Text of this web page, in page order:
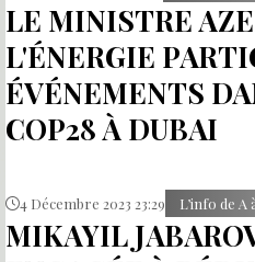
LE MINISTRE
L'ÉNERGIE
ÉVÉNEMENTS
COP28 À DUBAI
4 Décembre 2023 23:29 L’info de A
MIKAYIL